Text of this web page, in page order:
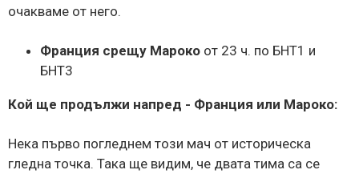
очакваме от него.
Франция срещу Мароко от 23 ч. по БНТ1 и
БНТ3
Кой ще продължи напред - Франция или Мароко:
Нека първо погледнем този мач от историческа
гледна точка. Така ще видим, че двата тима са се